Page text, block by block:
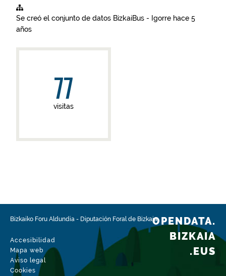
Se creó el conjunto de datos BizkaiBus - Igorre hace 5
años
77
visitas
Bizkaiko Foru Aldundia - Diputación Foral de Bizkaia
Accesibilidad
Mapa web
Aviso legal
Cookies
OPENDATA.
BIZKAIA
.EUS